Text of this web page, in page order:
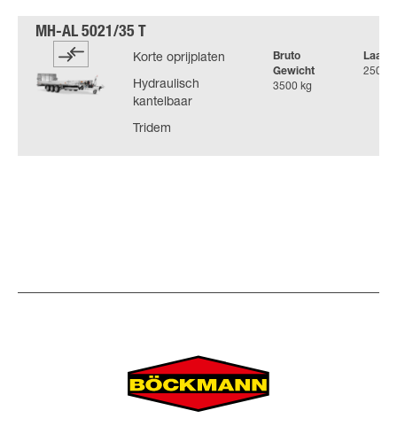
Korte oprijplaten
Hydraulisch
kantelbaar
Tridem
Bruto
Gewicht
3500 kg
2500